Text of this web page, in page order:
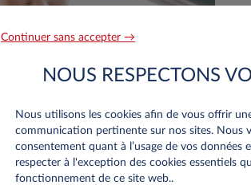
Continuer sans accepter →
NOUS RESPECTONS
Nous utilisons les cookies afin de vous offrir
communication pertinente sur nos sites. Nous
consentement quant à l’usage de vos données
respecter à l'exception des cookies essentiels
fonctionnement de ce site web..